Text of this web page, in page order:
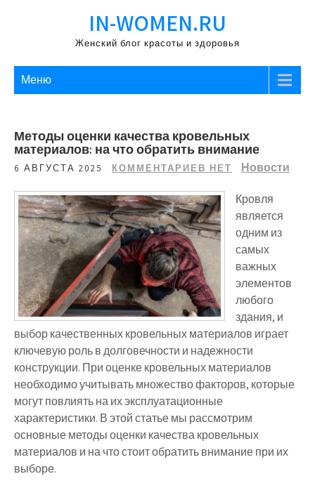
IN-WOMEN.RU
Женский блог красоты и здоровья
Меню
Методы оценки качества кровельных
материалов: на что обратить внимание
6 АВГУСТА 2025 КОММЕНТАРИЕВ НЕТ Новости
Кровля
является
одним из
самых
важных
элементов
любого
здания, и
выбор качественных кровельных материалов играет
ключевую роль в долговечности и надежности
конструкции. При оценке кровельных материалов
необходимо учитывать множество факторов, которые
могут повлиять на их эксплуатационные
характеристики. В этой статье мы рассмотрим
основные методы оценки качества кровельных
материалов и на что стоит обратить внимание при их
выборе.